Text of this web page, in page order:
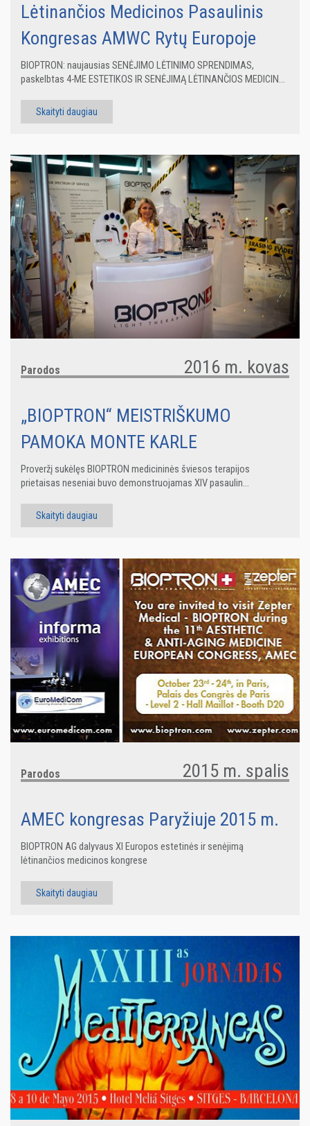
Lėtinančios Medicinos Pasaulinis
Kongresas AMWC Rytų Europoje
BIOPTRON: naujausias SENĖJIMO LĖTINIMO SPRENDIMAS,
paskelbtas 4-ME ESTETIKOS IR SENĖJIMĄ LĖTINANČIOS MEDICIN...
Skaityti daugiau
Parodos 2016 m. kovas
„BIOPTRON“ MEISTRIŠKUMO
PAMOKA MONTE KARLE
Proveržį sukėlęs BIOPTRON medicininės šviesos terapijos
prietaisas neseniai buvo demonstruojamas XIV pasaulin...
Skaityti daugiau
Parodos 2015 m. spalis
AMEC kongresas Paryžiuje 2015 m.
BIOPTRON AG dalyvaus XI Europos estetinės ir senėjimą
lėtinančios medicinos kongrese
Skaityti daugiau